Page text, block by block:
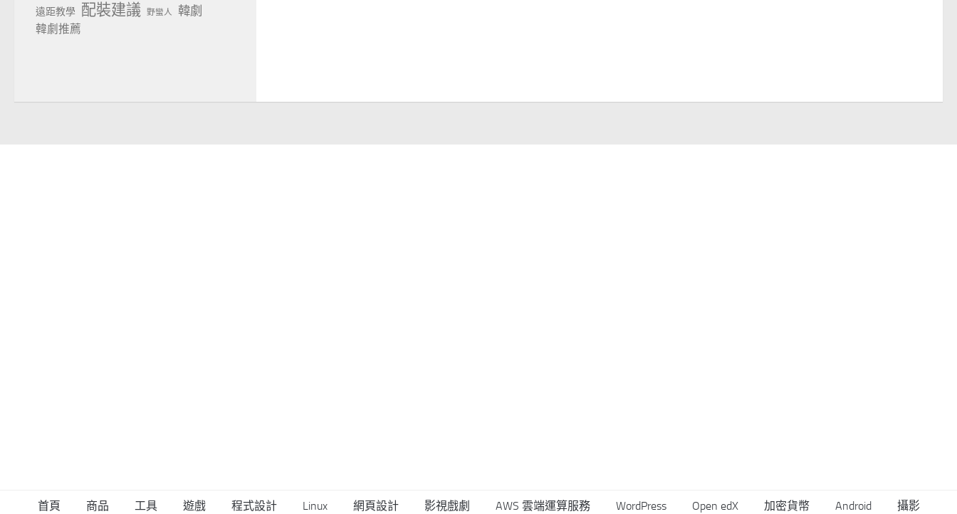
遠距教學 配裝建議 野蠻人 韓劇
韓劇推薦
首頁 商品 工具 遊戲 程式設計 Linux 網頁設計 影視戲劇 AWS 雲端運算服務 WordPress Open edX 加密貨幣 Android 攝影